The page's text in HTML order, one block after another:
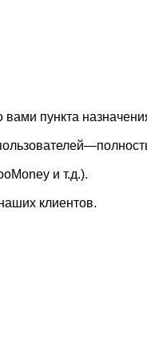
пункта
и т.д.).
клиентов.